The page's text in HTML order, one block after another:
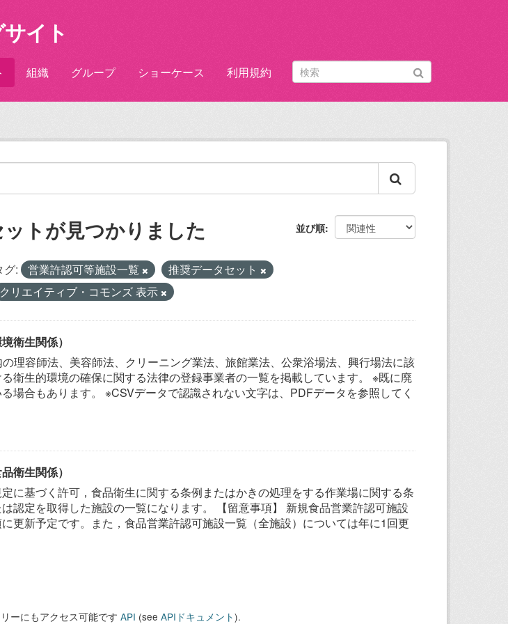
イト
組織 グループ ショーケース 利用規約
並び順
トが見つかりました
グ: 営業許認可等施設一覧
推奨データセット
クリエイティブ・コモンズ 表示
衛生関係）
理容師法、美容師法、クリーニング業法、旅館業法、公衆浴場法、興行場法に該
衛生的環境の確保に関する法律の登録事業者の一覧を掲載しています。 ※既に廃
場合もあります。 ※CSVデータで認識されない文字は、PDFデータを参照してく
衛生関係）
に基づく許可，食品衛生に関する条例またはかきの処理をする作業場に関する条
認定を取得した施設の一覧になります。 【留意事項】 新規食品営業許認可施設
更新予定です。また，食品営業許認可施設一覧（全施設）については年に1回更
ーにもアクセス可能です API (see APIドキュメント).